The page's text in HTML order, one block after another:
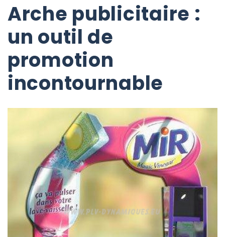
Arche publicitaire :
un outil de
promotion
incontournable